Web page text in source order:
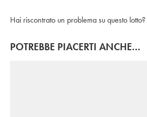
Hai riscontrato un problema su questo lotto?
POTREBBE PIACERTI ANCHE…